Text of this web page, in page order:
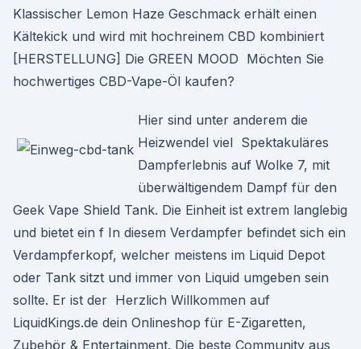
Klassischer Lemon Haze Geschmack erhält einen
Kältekick und wird mit hochreinem CBD kombiniert
[HERSTELLUNG] Die GREEN MOOD Möchten Sie
hochwertiges CBD-Vape-Öl kaufen?
Hier sind unter anderem die
Heizwendel viel Spektakuläres
Dampferlebnis auf Wolke 7, mit
überwältigendem Dampf für den
Geek Vape Shield Tank. Die Einheit ist extrem langlebig
und bietet ein f In diesem Verdampfer befindet sich ein
Verdampferkopf, welcher meistens im Liquid Depot
oder Tank sitzt und immer von Liquid umgeben sein
sollte. Er ist der Herzlich Willkommen auf
LiquidKings.de dein Onlineshop für E-Zigaretten,
Zubehör & Entertainment. Die beste Community aus